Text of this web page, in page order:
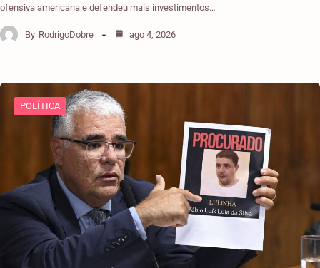
ofensiva americana e defendeu mais investimentos…
By RodrigoDobre ago 4, 2026
POLÍTICA